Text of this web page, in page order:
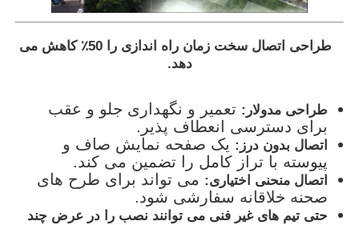
طراحی اتصال سخت زمان راه اندازی را 50٪ کاهش می
دهد.
طراحی مدولار: تعمیر و نگهداری جلو و عقب
برای دسترسی انعطاف پذیر.
اتصال بدون درز: یک صفحه نمایش صاف و
پیوسته با تراز کامل را تضمین می کند.
اتصال منحنی اختیاری: می تواند برای طرح های
صحنه خلاقانه سفارشی شود.
حتی تیم های غیر فنی می توانند نصب را در عرض چند